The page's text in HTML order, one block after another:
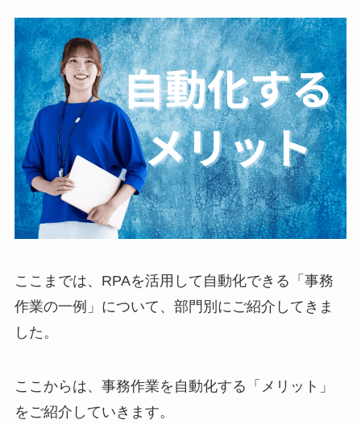
ここまでは、RPAを活用して自動化できる「事務
作業の一例」について、部門別にご紹介してきま
した。
ここからは、事務作業を自動化する「メリット」
をご紹介していきます。